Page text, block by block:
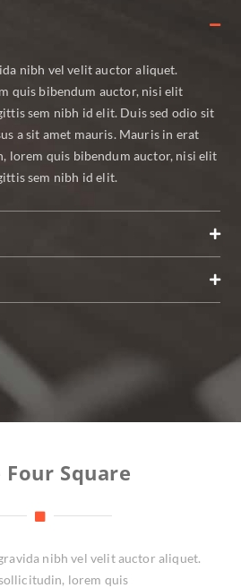
nibh vel velit auctor aliquet.
quis bibendum auctor, nisi elit
sem nibh id elit. Duis sed odio sit
a sit amet mauris. Mauris in erat
lorem quis bibendum auctor, nisi elit
sem nibh id elit.
Four Square
nibh vel velit auctor aliquet.
lorem quis